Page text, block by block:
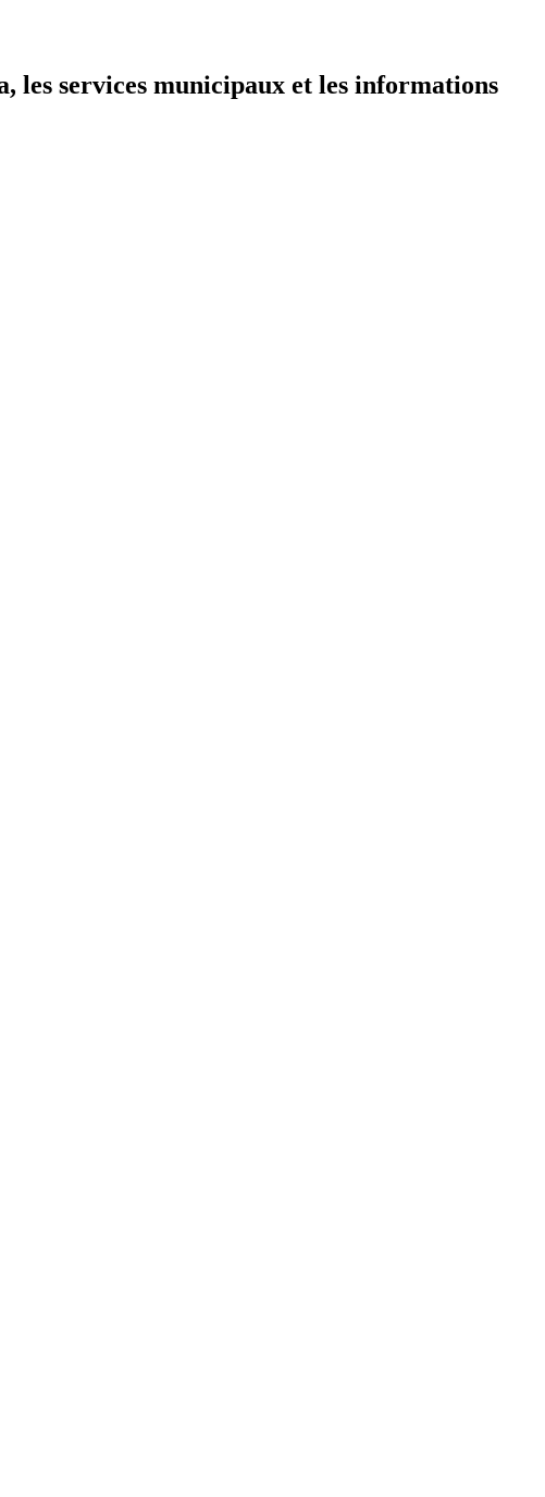
les services municipaux et les informations